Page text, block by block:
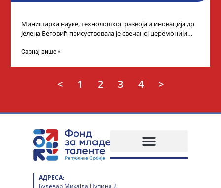
Министарка науке, технолошког развоја и иновација др
Јелена Беговић присуствовала је свечаној церемонији
„Доситеја” Фонда
Сазнај више »
< 1 2 3 4 >
АДРЕСА:
Булевар Михајла Пупина 2,